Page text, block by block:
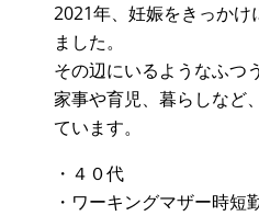
2021年、妊娠をきっかけ
ました。
その辺にいるようなふつ
家事や育児、暮らしなど
ています。
・４０代
・ワーキングマザー時短